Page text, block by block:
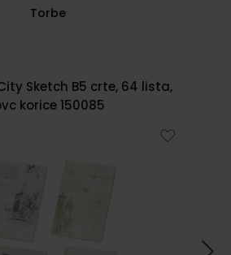
Torbe
City Sketch B5 crte, 64 lista,
korice 150085